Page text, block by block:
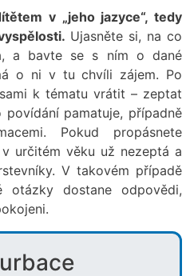
v „jeho jazyce“, tedy
Ujasněte si, na co
a bavte se s ním o dané
o ni v tu chvíli zájem. Po
k tématu vrátit – zeptat
pamatuje, případně
Pokud propásnete
určitém věku už nezeptá a
V takovém případě
dostane odpovědi,